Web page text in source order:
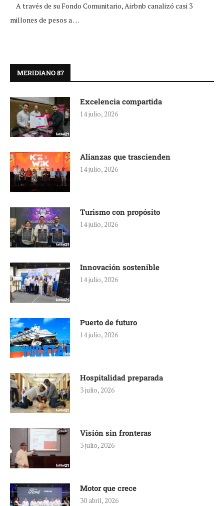
A través de su Fondo Comunitario, Airbnb canalizó casi 3
millones de pesos a …
MERIDIANO 87
Excelencia compartida
14 julio, 2026
Alianzas que trascienden
14 julio, 2026
Turismo con propósito
14 julio, 2026
Innovación sostenible
14 julio, 2026
Puerto de futuro
14 julio, 2026
Hospitalidad preparada
3 julio, 2026
Visión sin fronteras
3 julio, 2026
Motor que crece
30 abril, 2026